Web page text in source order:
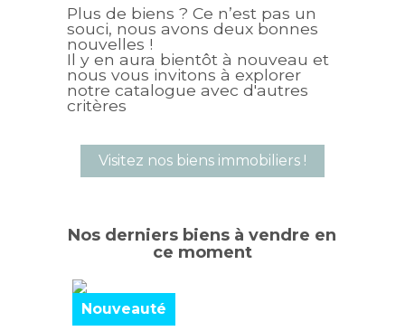
Plus de biens ? Ce n’est pas un
souci, nous avons deux bonnes
nouvelles !
Il y en aura bientôt à nouveau et
nous vous invitons à explorer
notre catalogue avec d'autres
critères
Visitez nos biens immobiliers !
Nos derniers biens à vendre en
ce moment
Nouveauté